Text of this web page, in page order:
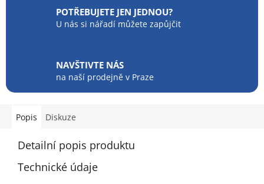
POTŘEBUJETE JEN JEDNOU?
U nás si nářadí můžete zapůjčit
NAVŠTIVTE NÁS
na naší prodejně v Praze
Popis Diskuze
Detailní popis produktu
Technické údaje